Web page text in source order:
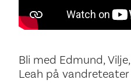
Bli med Edmund,
Leah på